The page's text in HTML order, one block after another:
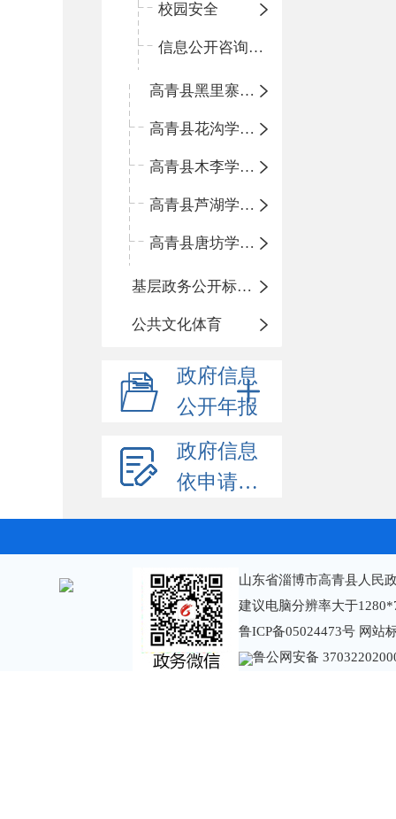
校园安全
信息公开咨询指南
高青县黑里寨学区中心小学
高青县花沟学区中心小学
高青县木李学区中心小学
高青县芦湖学区中心小学
高青县唐坊学区中心小学
基层政务公开标准化规范化
公共文化体育
政府信息
公开年报
政府信息
依申请公开
山东省淄博市高青县人民
建议电脑分辨率大于
鲁ICP备05024473号 网站
鲁公网安备